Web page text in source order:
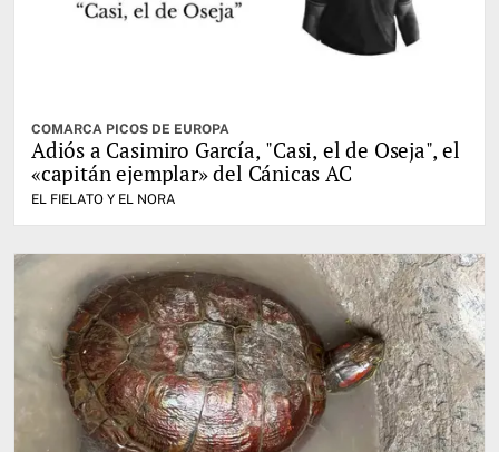
COMARCA PICOS DE EUROPA
Adiós a Casimiro García, "Casi, el de Oseja", el
«capitán ejemplar» del Cánicas AC
EL FIELATO Y EL NORA